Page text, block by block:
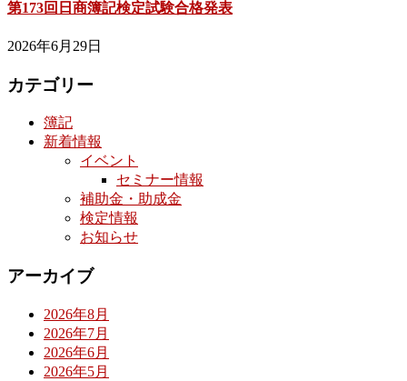
第173回日商簿記検定試験合格発表
2026年6月29日
カテゴリー
簿記
新着情報
イベント
セミナー情報
補助金・助成金
検定情報
お知らせ
アーカイブ
2026年8月
2026年7月
2026年6月
2026年5月